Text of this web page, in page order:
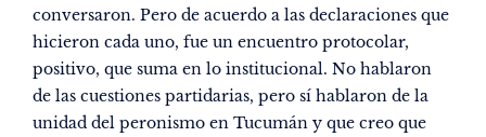
conversaron. Pero de acuerdo a las declaraciones que
hicieron cada uno, fue un encuentro protocolar,
positivo, que suma en lo institucional. No hablaron
de las cuestiones partidarias, pero sí hablaron de la
unidad del peronismo en Tucumán y que creo que